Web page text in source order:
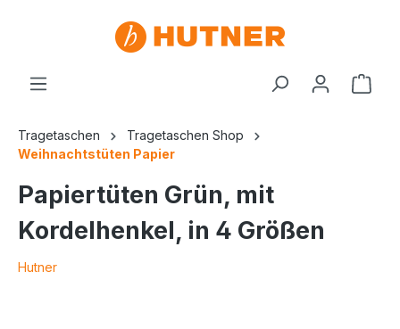
Tragetaschen
Tragetaschen Shop
Weihnachtstüten Papier
Papiertüten Grün, mit
Kordelhenkel, in 4 Größen
Hutner